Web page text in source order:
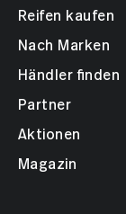
Reifen kaufen
Nach Marken
Händler finden
Partner
Aktionen
Magazin